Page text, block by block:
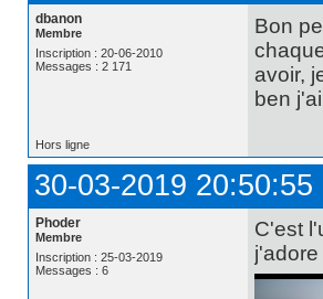
dbanon
Membre
Inscription : 20-06-2010
Messages : 2 171
Bon
avoir,
ben
Hors ligne
30-03-2019 20:50:55
Phoder
Membre
Inscription : 25-03-2019
Messages : 6
C'est